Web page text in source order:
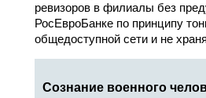
ревизоров в филиалы без
РосЕвроБанке по принципу
общедоступной сети и не
Сознание военного